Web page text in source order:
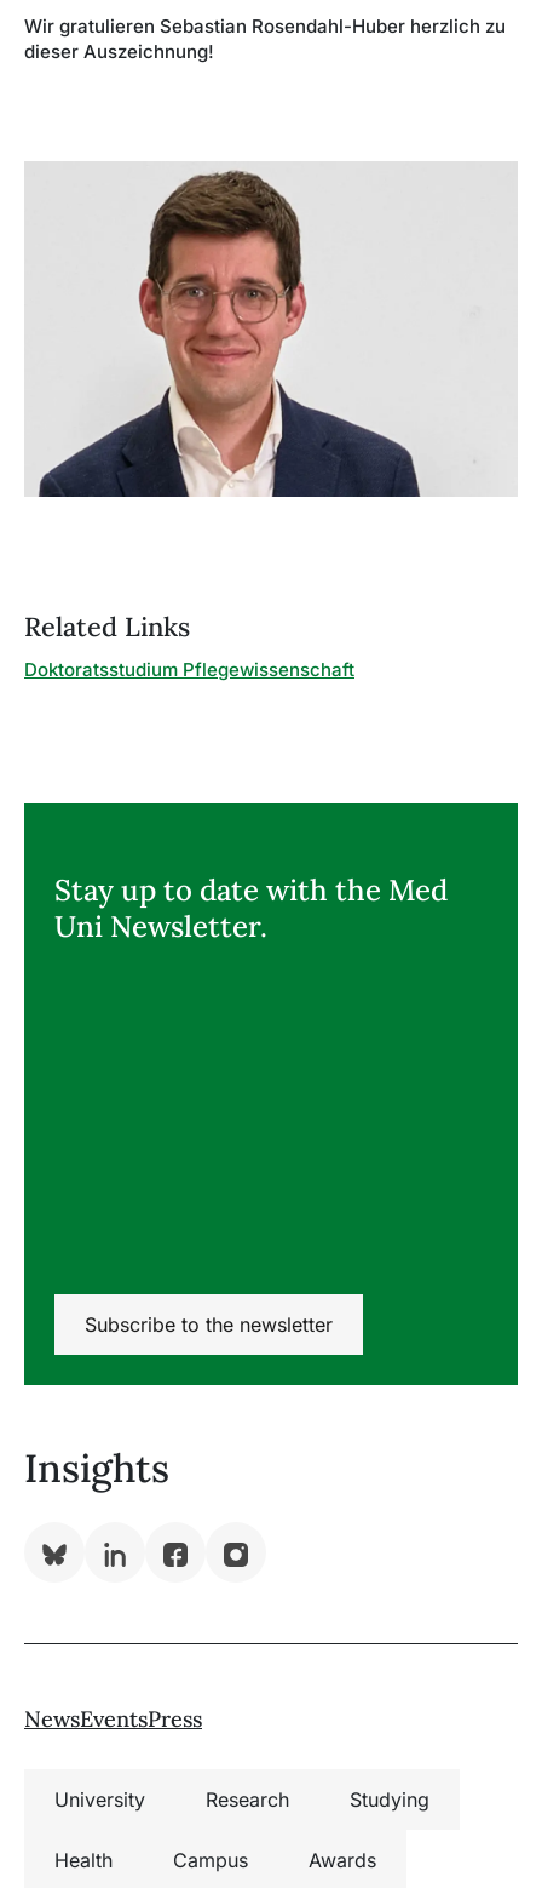
Wir gratulieren Sebastian Rosendahl-Huber herzlich zu
dieser Auszeichnung!
Related Links
Doktoratsstudium Pflegewissenschaft
Stay up to date with the Med
Uni Newsletter.
Subscribe to the newsletter
Insights
Bluesky LinkedInFacebookInstagram
NewsEventsPress
University Research Studying
Health Campus Awards